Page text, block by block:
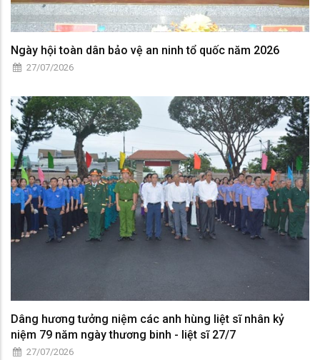
Ngày hội toàn dân bảo vệ an ninh tổ quốc năm 2026
27/07/2026
Dâng hương tưởng niệm các anh hùng liệt sĩ nhân kỷ
niệm 79 năm ngày thương binh - liệt sĩ 27/7
27/07/2026